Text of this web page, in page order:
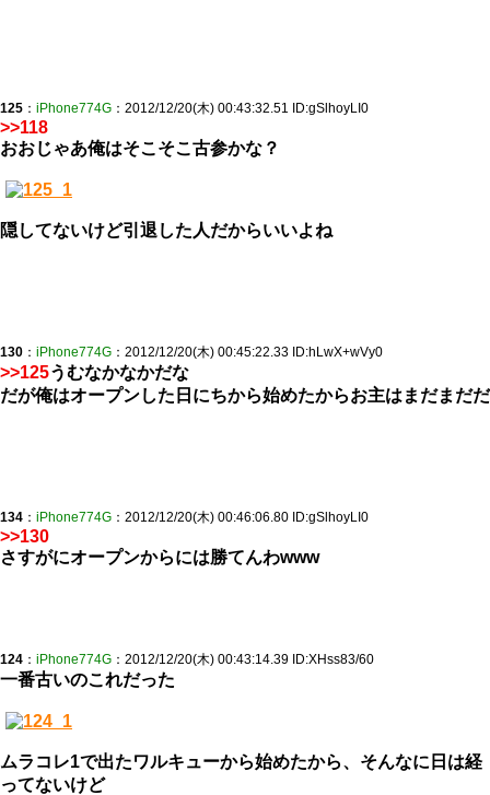
125 ： iPhone774G ：2012/12/20(木) 00:43:32.51 ID:gSlhoyLI0
>>118
おおじゃあ俺はそこそこ古参かな？
隠してないけど引退した人だからいいよね
130 ： iPhone774G ：2012/12/20(木) 00:45:22.33 ID:hLwX+wVy0
>>125うむなかなかだな
だが俺はオープンした日にちから始めたからお主はまだまだだ
134 ： iPhone774G ：2012/12/20(木) 00:46:06.80 ID:gSlhoyLI0
>>130
さすがにオープンからには勝てんわwww
124 ： iPhone774G ：2012/12/20(木) 00:43:14.39 ID:XHss83/60
一番古いのこれだった
ムラコレ1で出たワルキューから始めたから、そんなに日は経
ってないけど